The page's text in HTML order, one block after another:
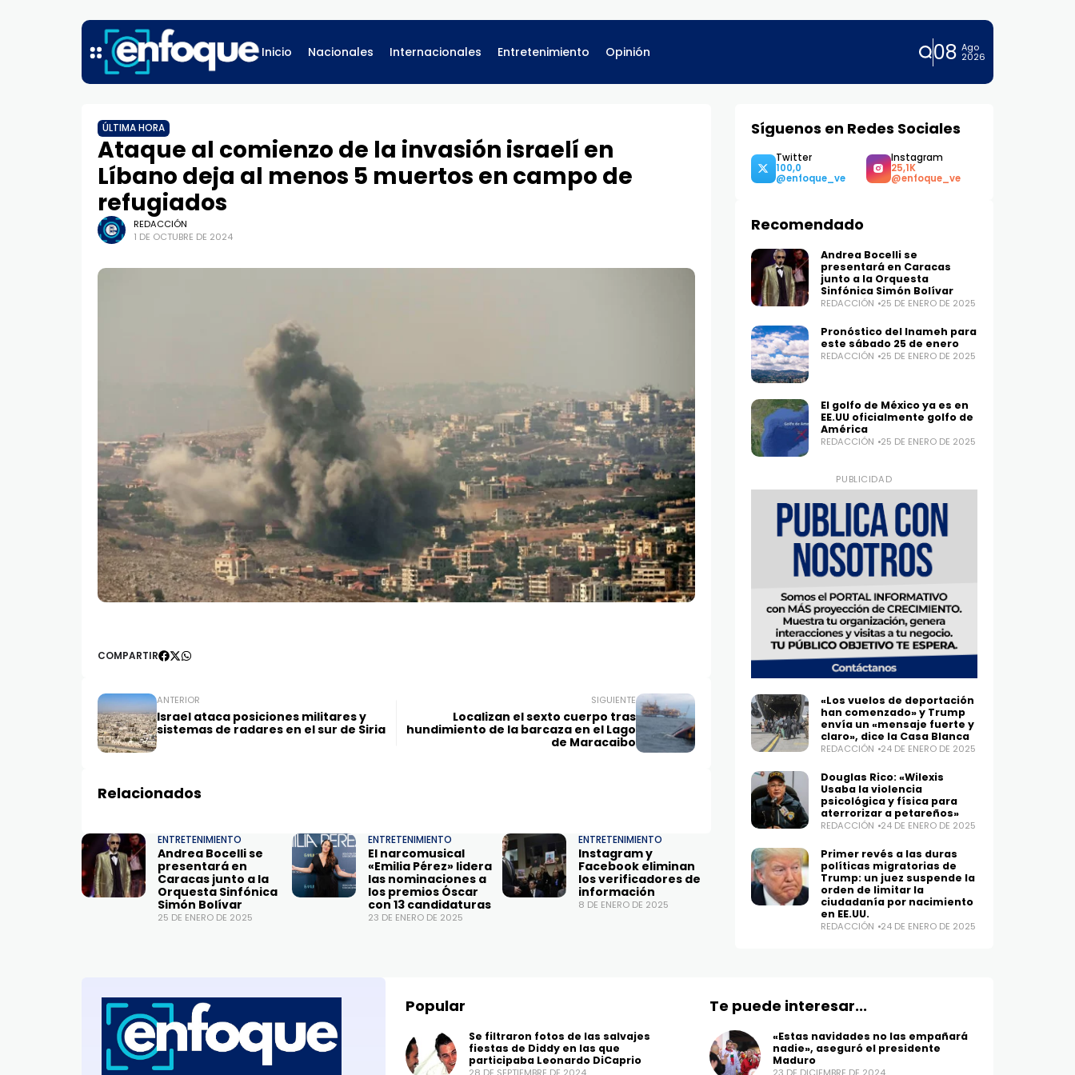
Inicio Nacionales Internacionales Entretenimiento Opinión 08 Ago
2026
ÚLTIMA HORA
Ataque al comienzo de la invasión israelí en
Líbano deja al menos 5 muertos en campo de
refugiados
REDACCIÓN
1 DE OCTUBRE DE 2024
COMPARTIR
ANTERIOR
Israel ataca posiciones militares y
sistemas de radares en el sur de Siria
SIGUIENTE
Localizan el sexto cuerpo tras
hundimiento de la barcaza en el Lago
de Maracaibo
Relacionados
ENTRETENIMIENTO
Andrea Bocelli se
presentará en
Caracas junto a la
Orquesta Sinfónica
Simón Bolívar
25 DE ENERO DE 2025
ENTRETENIMIENTO
El narcomusical
«Emilia Pérez» lidera
las nominaciones a
los premios Óscar
con 13 candidaturas
23 DE ENERO DE 2025
ENTRETENIMIENTO
Instagram y
Facebook eliminan
los verificadores de
información
8 DE ENERO DE 2025
Jennifer López y Ben
Affleck, oficialmente
divorciados
7 DE ENERO DE 2025
Síguenos en Redes Sociales
Twitter
100,0
Recomendado
Andrea Bocelli se
presentará en Caracas
junto a la Orquesta
Sinfónica Simón Bolívar
REDACCIÓN 25 DE ENERO DE 2025
Pronóstico del Inameh para
este sábado 25 de enero
REDACCIÓN 25 DE ENERO DE 2025
El golfo de México ya es en
EE.UU oficialmente golfo de
América
REDACCIÓN 25 DE ENERO DE 2025
PUBLICIDAD
«Los vuelos de deportación
han comenzado» y Trump
envía un «mensaje fuerte y
claro», dice la Casa Blanca
REDACCIÓN 24 DE ENERO DE 2025
Douglas Rico: «Wilexis
Usaba la violencia
psicológica y física para
aterrorizar a petareños»
REDACCIÓN 24 DE ENERO DE 2025
Primer revés a las duras
políticas migratorias de
Trump: un juez suspende la
orden de limitar la
ciudadanía por nacimiento
en EE.UU.
REDACCIÓN 24 DE ENERO DE 2025
Popular
Se filtraron fotos de las salvajes
fiestas de Diddy en las que
participaba Leonardo DiCaprio
Te puede interesar...
«Estas navidades no las empañará
nadie», aseguró el presidente
Maduro